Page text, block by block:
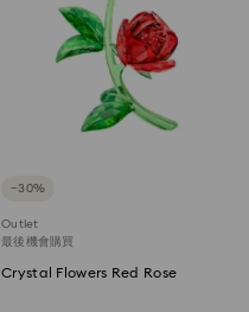
−30%
Outlet
最後機會購買
Crystal Flowers Red Rose